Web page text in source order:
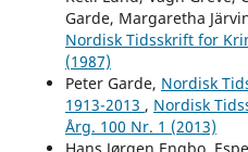
Garde, Margaretha
Nordisk Tidsskrift for
(1987)
Peter Garde, Nordisk
1913-2013 , Nordisk
Årg. 100 Nr. 1 (2013)